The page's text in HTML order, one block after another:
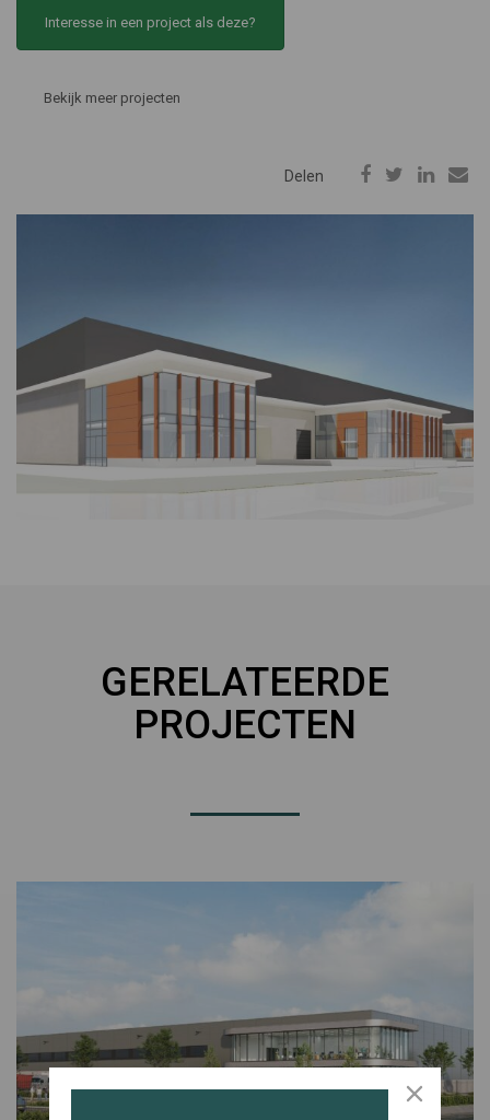
Interesse in een project als deze?
Bekijk meer projecten
Delen
GERELATEERDE
PROJECTEN